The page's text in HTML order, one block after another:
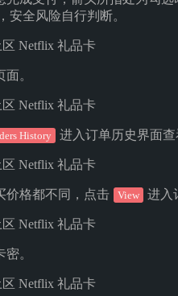
安全风险自行判断。
。
History 进入订单历史界面查
价格都不同，点击 View 进入
。